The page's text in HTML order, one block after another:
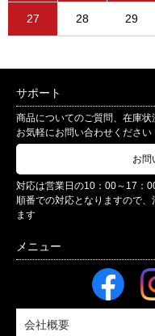
27 28 29
サポート
商品についてのご質問、在庫状
お気軽にお問い合わせください
お問
対応は営業日の10：00～17：
順番での対応となりますので
ます
会社概要